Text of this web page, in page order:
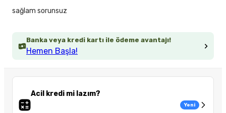
Banka veya kredi kartı ile ödeme avantajı!
Hemen Başla!
Acil kredi mi lazım?
Yeni
sağlam sorunsuz